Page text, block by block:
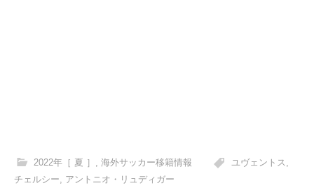
2022年［ 夏 ］ , 海外サッカー移籍情報 ユヴェントス ,
チェルシー
アントニオ・リュディガー